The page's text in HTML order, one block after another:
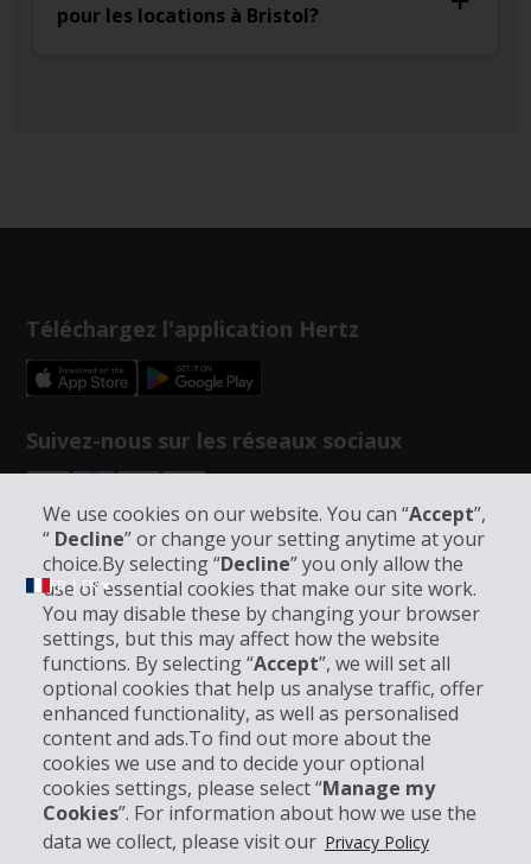
We use cookies on our website. You can “Accept”,
“ Decline” or change your setting anytime at your
choice.By selecting “Decline” you only allow the
use of essential cookies that make our site work.
You may disable these by changing your browser
settings, but this may affect how the website
functions. By selecting “Accept”, we will set all
optional cookies that help us analyse traffic, offer
enhanced functionality, as well as personalised
content and ads.To find out more about the
cookies we use and to decide your optional
cookies settings, please select “Manage my
Cookies”. For information about how we use the
data we collect, please visit our Privacy Policy
pour les locations à Bristol?
Téléchargez l'application Hertz
Suivez-nous sur les réseaux sociaux
FR | FR ▾
Informations sur l'entreprise
Entreprise
Support client
Réserver avec Hertz